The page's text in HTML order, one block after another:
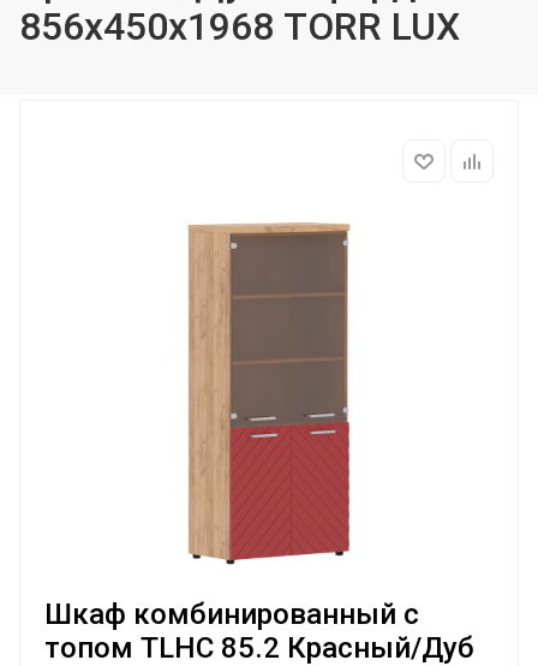
856х450х1968 TORR LUX
Шкаф комбинированный с
топом TLHC 85.2 Красный/Дуб